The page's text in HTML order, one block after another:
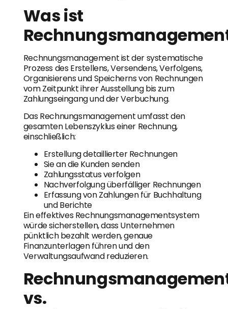
Was ist
Rechnungsmanagement ist der systematische
Prozess des Erstellens, Versendens, Verfolgens,
Organisierens und Speicherns von Rechnungen
vom Zeitpunkt ihrer Ausstellung bis zum
Zahlungseingang und der Verbuchung.
Das Rechnungsmanagement umfasst den
gesamten Lebenszyklus einer Rechnung,
einschließlich:
Erstellung detaillierter Rechnungen
Sie an die Kunden senden
Zahlungsstatus verfolgen
Nachverfolgung überfälliger Rechnungen
Erfassung von Zahlungen für Buchhaltung
und Berichte
Ein effektives Rechnungsmanagementsystem
würde sicherstellen, dass Unternehmen
pünktlich bezahlt werden, genaue
Finanzunterlagen führen und den
Verwaltungsaufwand reduzieren.
vs.